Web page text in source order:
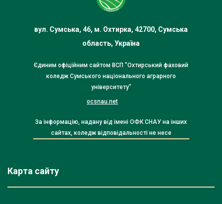
вул. Сумська, 46, м. Охтирка, 42700, Сумська
область, Україна
Єдиним офіційним сайтом ВСП "Охтирський фаховий
коледж Сумського національного аграрного
університету"
ocsnau.net
За інформацію, надану від імені ОФК СНАУ на інших
сайтах, коледж відповідальності не несе
Карта сайту